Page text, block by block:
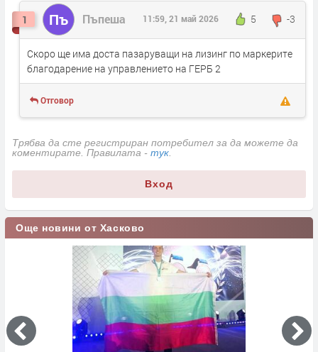
1 Пъ Пъпеша 5 -3
11:59, 21 май 2026
Скоро ще има доста пазаруващи на лизинг по маркерите
благодарение на управлението на ГЕРБ 2
Отговор
Трябва да сте регистриран потребител за да можете да
коментирате. Правилата - тук.
Вход
Още новини от Хасково